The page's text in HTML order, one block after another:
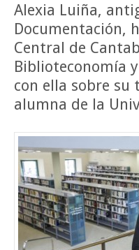
Alexia Luiña,
Documentación,
Central de
Biblioteconomía
con ella sobre su
alumna de la